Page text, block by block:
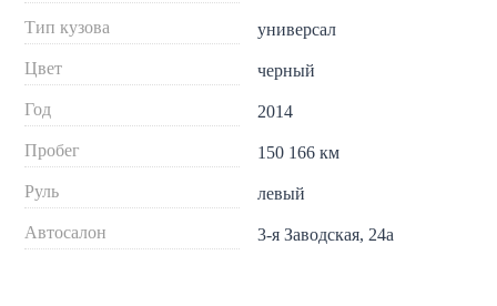
Тип кузова универсал
Цвет черный
Год 2014
Пробег 150 166 км
Руль левый
Автосалон 3-я Заводская, 24а